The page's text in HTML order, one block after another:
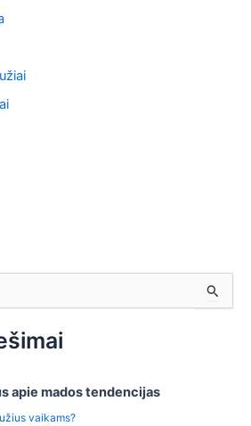
apie mados tendencijas
vaikams?